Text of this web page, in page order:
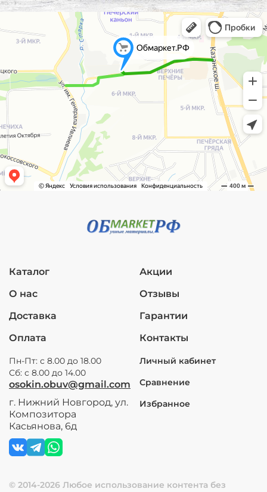
Каталог
О нас
Доставка
Оплата
Акции
Отзывы
Гарантии
Контакты
Пн-Пт: с 8.00 до 18.00
Сб: с 8.00 до 14.00
osokin.obuv@gmail.com
г. Нижний Новгород, ул.
Композитора
Касьянова, 6д
Личный кабинет
Сравнение
Избранное
© 2014-2026 Любое использование контента без